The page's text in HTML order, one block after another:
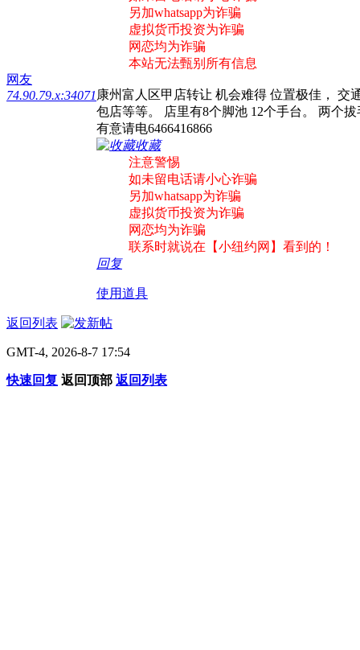
网友
74.90.79.x:34071
另加whatsapp为诈骗
虚拟货币投资为诈骗
网恋均为诈骗
本站无法甄别所有信息
康州富人区甲店转让 机会难得 位置极佳， 交
包店等等。 店里有8个脚池 12个手台。 两个
有意请电6466416866
收藏
注意警惕
如未留电话请小心诈骗
另加whatsapp为诈骗
虚拟货币投资为诈骗
网恋均为诈骗
联系时就说在【小纽约网】看到的！
回复
使用道具
返回列表
GMT-4, 2026-8-7 17:54
快速回复 返回顶部 返回列表